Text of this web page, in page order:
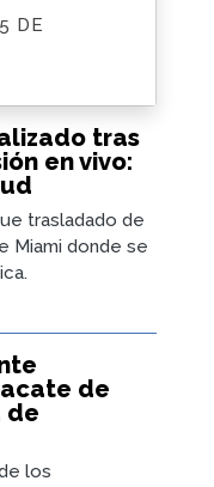
tras
en vivo:
trasladado de
Miami donde se
de
de
los
DE